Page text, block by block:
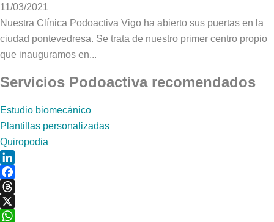
11/03/2021
Nuestra Clínica Podoactiva Vigo ha abierto sus puertas en la
ciudad pontevedresa. Se trata de nuestro primer centro propio
que inauguramos en...
Servicios Podoactiva recomendados
Estudio biomecánico
Plantillas personalizadas
Quiropodia
LinkedIn
Facebook
Threads
X